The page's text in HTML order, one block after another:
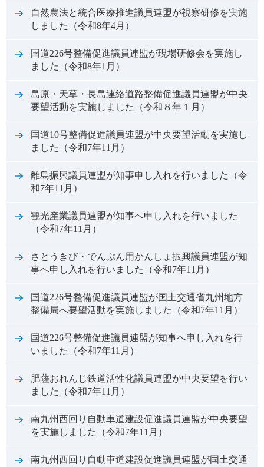
自然農法と統合医療推進議員連盟が視察研修を実施
しました（令和8年4月）
国道226号整備促進議員連盟が現場研修会を実施し
ました（令和8年1月）
島原・天草・長島連絡道路整備促進議員連盟が中央
要望活動を実施しました（令和８年１月）
国道10号整備促進議員連盟が中央要望活動を実施し
ました（令和7年11月）
離島振興議員連盟が知事申し入れを行いました（令
和7年11月）
観光産業議員連盟が知事へ申し入れを行いました
（令和7年11月）
さとうきび・でんぷん用かんしょ振興議員連盟が知
事へ申し入れを行いました（令和7年11月）
国道226号整備促進議員連盟が国土交通省九州地方
整備局へ要望活動を実施しました（令和7年11月）
国道226号整備促進議員連盟が知事へ申し入れを行
いました（令和7年11月）
肥薩おれんじ鉄道活性化議員連盟が中央要望を行い
ました（令和7年11月）
南九州西回り自動車道建設促進議員連盟が中央要望
を実施しました（令和7年11月）
南九州西回り自動車道建設促進議員連盟が国土交通